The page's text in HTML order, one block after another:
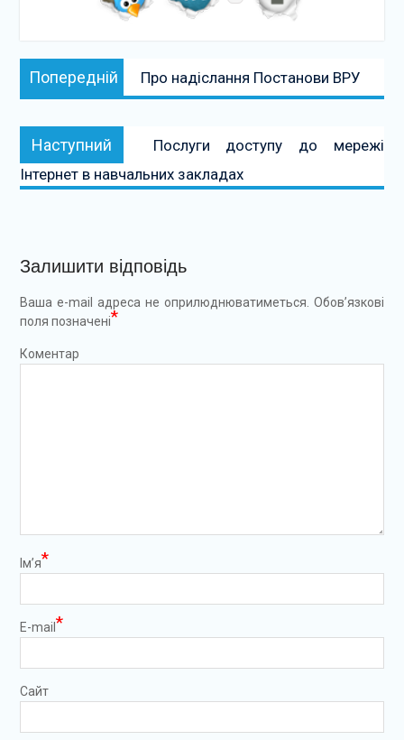
Навігація
записів
Попередній Попередній:
Про надіслання Постанови ВРУ
Наступний Наступний:
Послуги доступу до мережі
Інтернет в навчальних закладах
Залишити відповідь
Ваша e-mail адреса не оприлюднюватиметься. Обов’язкові
поля позначені*
Коментар
Ім’я*
E-mail *
Сайт